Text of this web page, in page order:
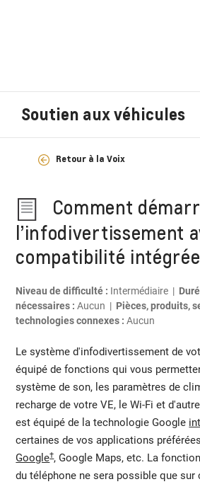
Soutien aux véhicules
Retour à la Voix
Comment
l’infodivertissement
compatibilité intégrée
Niveau de difficulté : Intermédiaire |
nécessaires : Aucun | Pièces, produits,
technologies connexes : Aucun
Le système d'infodivertissement de
équipé de fonctions qui vous
système de son, les paramètres de
recharge de votre VE, le Wi-Fi et
est équipé de la technologie Google
certaines de vos applications
Google†, Google Maps, etc. La
du téléphone ne sera possible que sur